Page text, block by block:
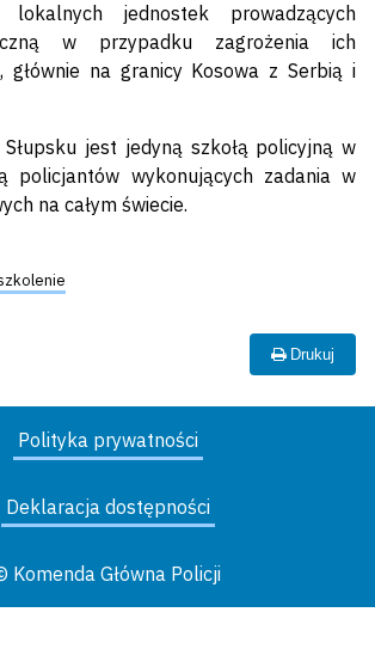
jednostek prowadzących
w przypadku zagrożenia ich
głównie na granicy Kosowa z Serbią i
Słupsku jest jedyną szkołą policyjną w
policjantów wykonujących zadania w
na całym świecie.
Drukuj
Polityka prywatności
Deklaracja dostępności
Komenda Główna Policji